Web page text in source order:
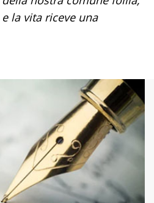
la vita riceve una